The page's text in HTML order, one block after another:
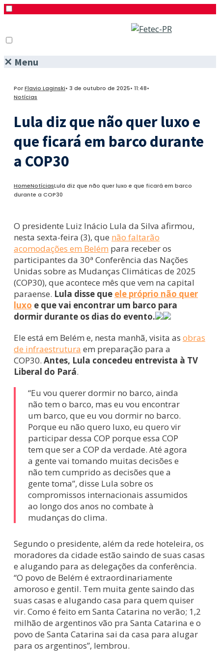
✕ Menu
PorFlavio Laginski• 3 de outubro de 2025• 11:48•
Notícias
Lula diz que não quer luxo e
que ficará em barco durante
a COP30
HomeNotíciasLula diz que não quer luxo e que ficará em barco
durante a COP30
O presidente Luiz Inácio Lula da Silva afirmou,
nesta sexta-feira (3), que não faltarão
acomodações em Belém para receber os
participantes da 30ª Conferência das Nações
Unidas sobre as Mudanças Climáticas de 2025
(COP30), que acontece mês que vem na capital
paraense. Lula disse que ele próprio não quer
luxo e que vai encontrar um barco para
dormir durante os dias do evento.
Ele está em Belém e, nesta manhã, visita as obras
de infraestrutura em preparação para a
COP30. Antes, Lula concedeu entrevista à TV
Liberal do Pará.
“Eu vou querer dormir no barco, ainda
não tem o barco, mas eu vou encontrar
um barco, que eu vou dormir no barco.
Porque eu não quero luxo, eu quero vir
participar dessa COP porque essa COP
tem que ser a COP da verdade. Até agora
a gente vai tomando muitas decisões e
não tem cumprido as decisões que a
gente toma”, disse Lula sobre os
compromissos internacionais assumidos
ao longo dos anos no combate à
mudanças do clima.
Segundo o presidente, além da rede hoteleira, os
moradores da cidade estão saindo de suas casas
e alugando para as delegações da conferência.
“O povo de Belém é extraordinariamente
amoroso e gentil. Tem muita gente saindo das
suas casas e alugando casa para quem quiser
vir. Como é feito em Santa Catarina no verão; 1,2
milhão de argentinos vão pra Santa Catarina e o
povo de Santa Catarina sai da casa para alugar
para os argentinos”, lembrou.